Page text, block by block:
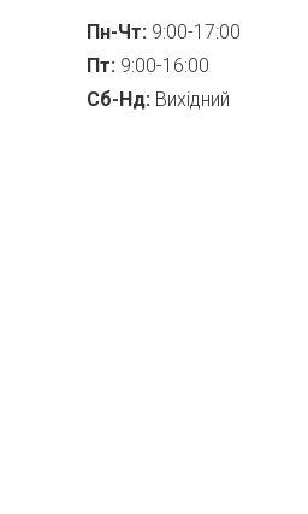
Пн-Чт: 9:00-17:00
Пт: 9:00-16:00
Сб-Нд: Вихідний